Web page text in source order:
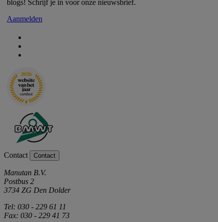
blogs! Schrijf je in voor onze nieuwsbrief.
Aanmelden
Contact Contact
Manutan B.V.
Postbus 2
3734 ZG Den Dolder
Tel: 030 - 229 61 11
Fax: 030 - 229 41 73